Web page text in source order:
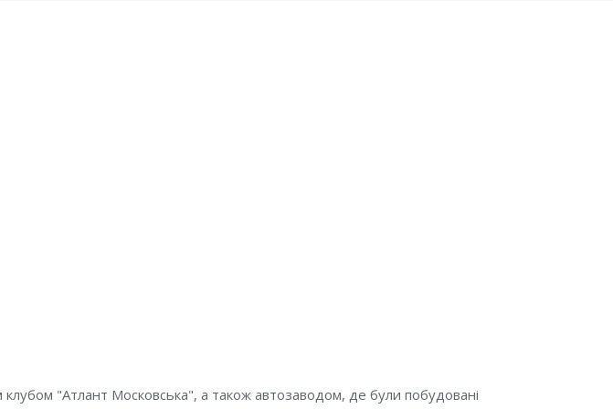
"Атлант Московська", а також автозаводом, де були побудовані